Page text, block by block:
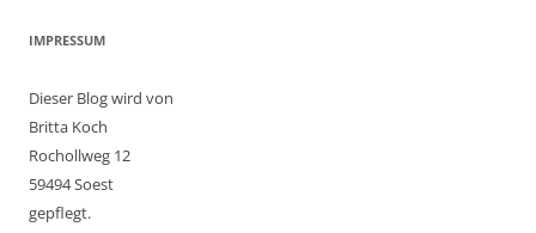
IMPRESSUM
Dieser Blog wird von
Britta Koch
Rochollweg 12
59494 Soest
gepflegt.